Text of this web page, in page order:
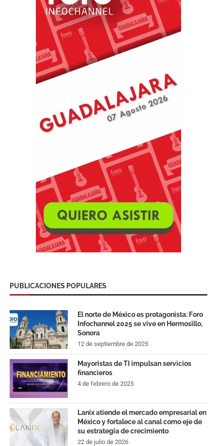
PUBLICACIONES POPULARES
El norte de México es protagonista: Foro
Infochannel 2025 se vive en Hermosillo,
Sonora
12 de septiembre de 2025
Mayoristas de TI impulsan servicios
financieros
4 de febrero de 2025
Lanix atiende el mercado empresarial en
México y fortalece al canal como eje de
su estrategia de crecimiento
22 de julio de 2026